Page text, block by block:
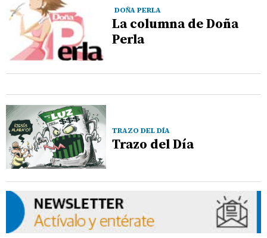
DOÑA PERLA
La columna de Doña
Perla
TRAZO DEL DÍA
Trazo del Día